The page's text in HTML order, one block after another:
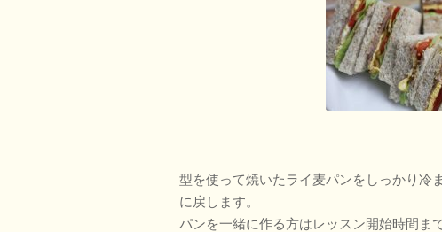
型を使って焼いたライ麦パンをしっかり冷
に戻します。
パンを一緒に作る方はレッスン開始時間ま